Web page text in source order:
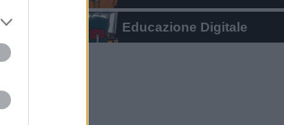
Educazione Digitale